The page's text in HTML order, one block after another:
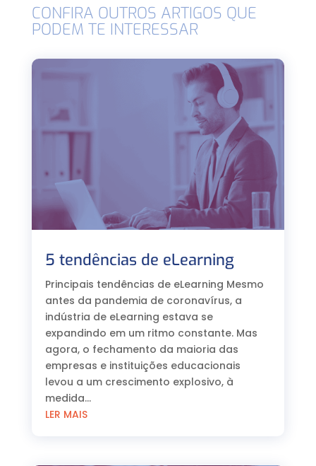
CONFIRA OUTROS ARTIGOS QUE
PODEM TE INTERESSAR
5 tendências de eLearning
Principais tendências de eLearning Mesmo
antes da pandemia de coronavírus, a
indústria de eLearning estava se
expandindo em um ritmo constante. Mas
agora, o fechamento da maioria das
empresas e instituições educacionais
levou a um crescimento explosivo, à
medida...
LER MAIS